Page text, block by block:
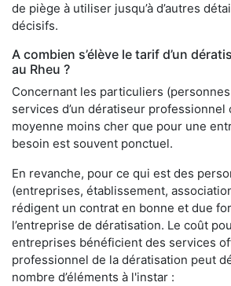
de piège à utiliser jusqu’à d’autres
décisifs.
A combien s’élève le tarif d’un
au Rheu ?
Concernant les particuliers
services d’un dératiseur professionnel
moyenne moins cher que pour une
besoin est souvent ponctuel.
En revanche, pour ce qui est des
(entreprises, établissement,
rédigent un contrat en bonne et due
l’entreprise de dératisation. Le coût
entreprises bénéficient des services
professionnel de la dératisation peut
nombre d’éléments à l'instar :